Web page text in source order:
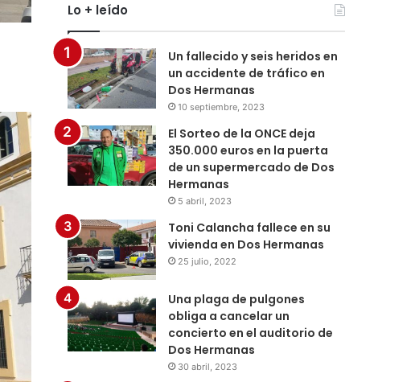
Lo + leído
Un fallecido y seis heridos en
un accidente de tráfico en
Dos Hermanas
10 septiembre, 2023
El Sorteo de la ONCE deja
350.000 euros en la puerta
de un supermercado de Dos
Hermanas
5 abril, 2023
Toni Calancha fallece en su
vivienda en Dos Hermanas
25 julio, 2022
Una plaga de pulgones
obliga a cancelar un
concierto en el auditorio de
Dos Hermanas
30 abril, 2023